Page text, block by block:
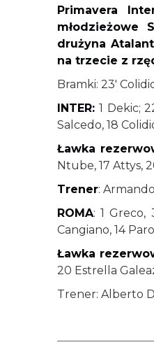
Primavera
młodzieżowe
drużyna
na trzecie z
Bramki: 23'
INTER: 1 Dekic;
Salcedo, 18
Ławka
Ntube, 17 Attys,
Trener:
ROMA: 1 Greco,
Cangiano, 14
Ławka
20 Estrella
Trener: Alberto